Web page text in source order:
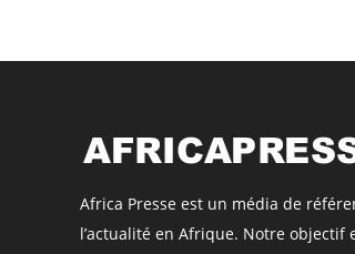
Africa Presse est un média de
l’actualité en Afrique. Notre objectif